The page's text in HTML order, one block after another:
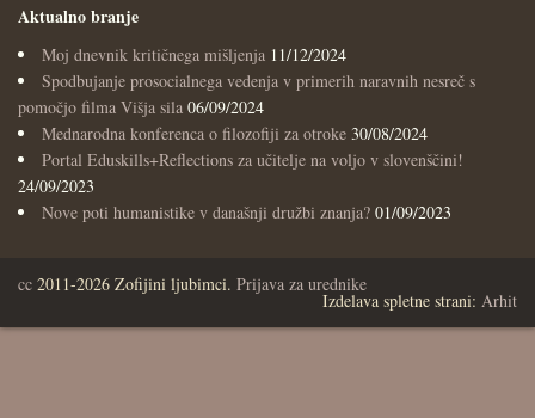
Aktualno branje
Moj dnevnik kritičnega mišljenja 11/12/2024
Spodbujanje prosocialnega vedenja v primerih naravnih nesreč s
pomočjo filma Višja sila 06/09/2024
Mednarodna konferenca o filozofiji za otroke 30/08/2024
Portal Eduskills+Reflections za učitelje na voljo v slovenščini!
24/09/2023
Nove poti humanistike v današnji družbi znanja? 01/09/2023
cc 2011-2026 Zofijini ljubimci. Prijava za urednike
Izdelava spletne strani: Arhit